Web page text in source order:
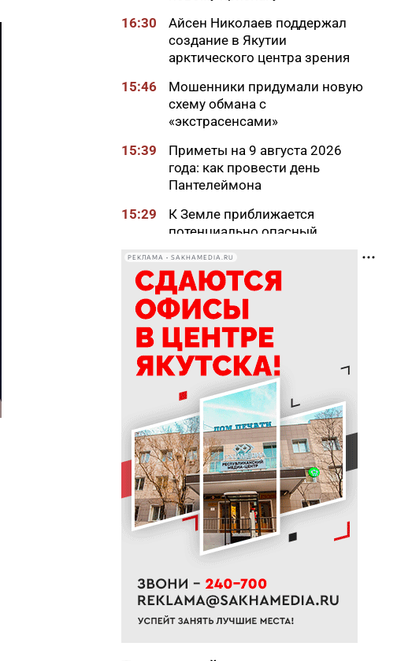
16:30
Айсен Николаев поддержал
создание в Якутии
арктического центра зрения
15:46
Мошенники придумали новую
схему обмана с
«экстрасенсами»
15:39
Приметы на 9 августа 2026
года: как провести день
Пантелеймона
15:29
К Земле приближается
потенциально опасный
14:41
В трех районах Якутии
прогнозируют сильные дожди
13:32
В Якутии за сутки потушили
десять лесных пожаров
12:52
Гороскоп на неделю с 10 по 16
августа 2026 года
12:29
Айсен Николаев поздравил
якутян с Всероссийским днем
физкультурника
11:50
Образование сквозь года: как
выучить язык и не бросить на
полпути
Российские школьники будут
11:15
Автодорогу «Анабар» в Якутии
перекрыли из-за лесного
пожара
РЕКЛАМА • SAKHAMEDIA.RU